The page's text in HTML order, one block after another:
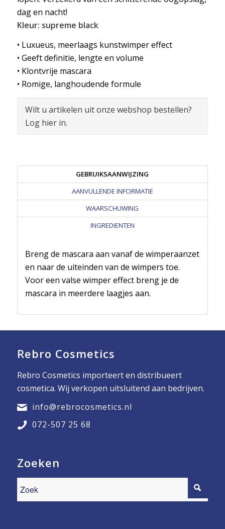
dag en nacht!
Kleur: supreme black
• Luxueus, meerlaags kunstwimper effect
• Geeft definitie, lengte en volume
• Klontvrije mascara
• Romige, langhoudende formule
Wilt u artikelen uit onze webshop bestellen?
Log hier in.
GEBRUIKSAANWIJZING
AANVULLENDE INFORMATIE
WAARSCHUWING
INGREDIENTEN
Breng de mascara aan vanaf de wimperaanzet
en naar de uiteinden van de wimpers toe.
Voor een valse wimper effect breng je de
mascara in meerdere laagjes aan.
Rebro Cosmetics
Rebro Cosmetics importeert en distribueert
cosmetica. Wij verkopen uitsluitend aan bedrijven.
info@rebrocosmetics.nl
072-507 25 68
Zoeken